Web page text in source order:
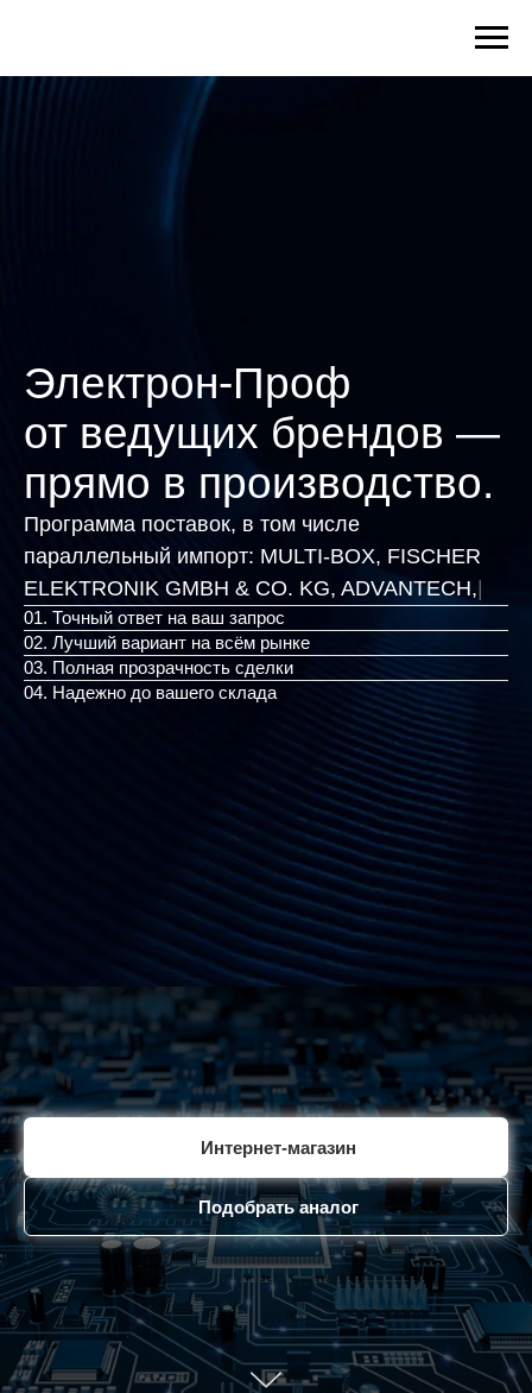
Электрон-Проф
от ведущих брендов —
прямо в производство.
Программа поставок, в том числе
параллельный импорт: MULTI-BOX, FISCHER
ELEKTRONIK GMBH & CO. |
01. Точный ответ на ваш запрос
02. Лучший вариант на всём рынке
03. Полная прозрачность сделки
04. Надежно до вашего склада
Интернет-магазин
Подобрать аналог